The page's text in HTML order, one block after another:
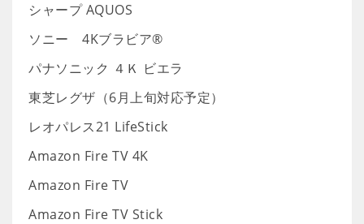
シャープ AQUOS
ソニー 4Kブラビア®
パナソニック ４Ｋ ビエラ
東芝レグザ（6月上旬対応予定）
レオパレス21 LifeStick
Amazon Fire TV 4K
Amazon Fire TV
Amazon Fire TV Stick